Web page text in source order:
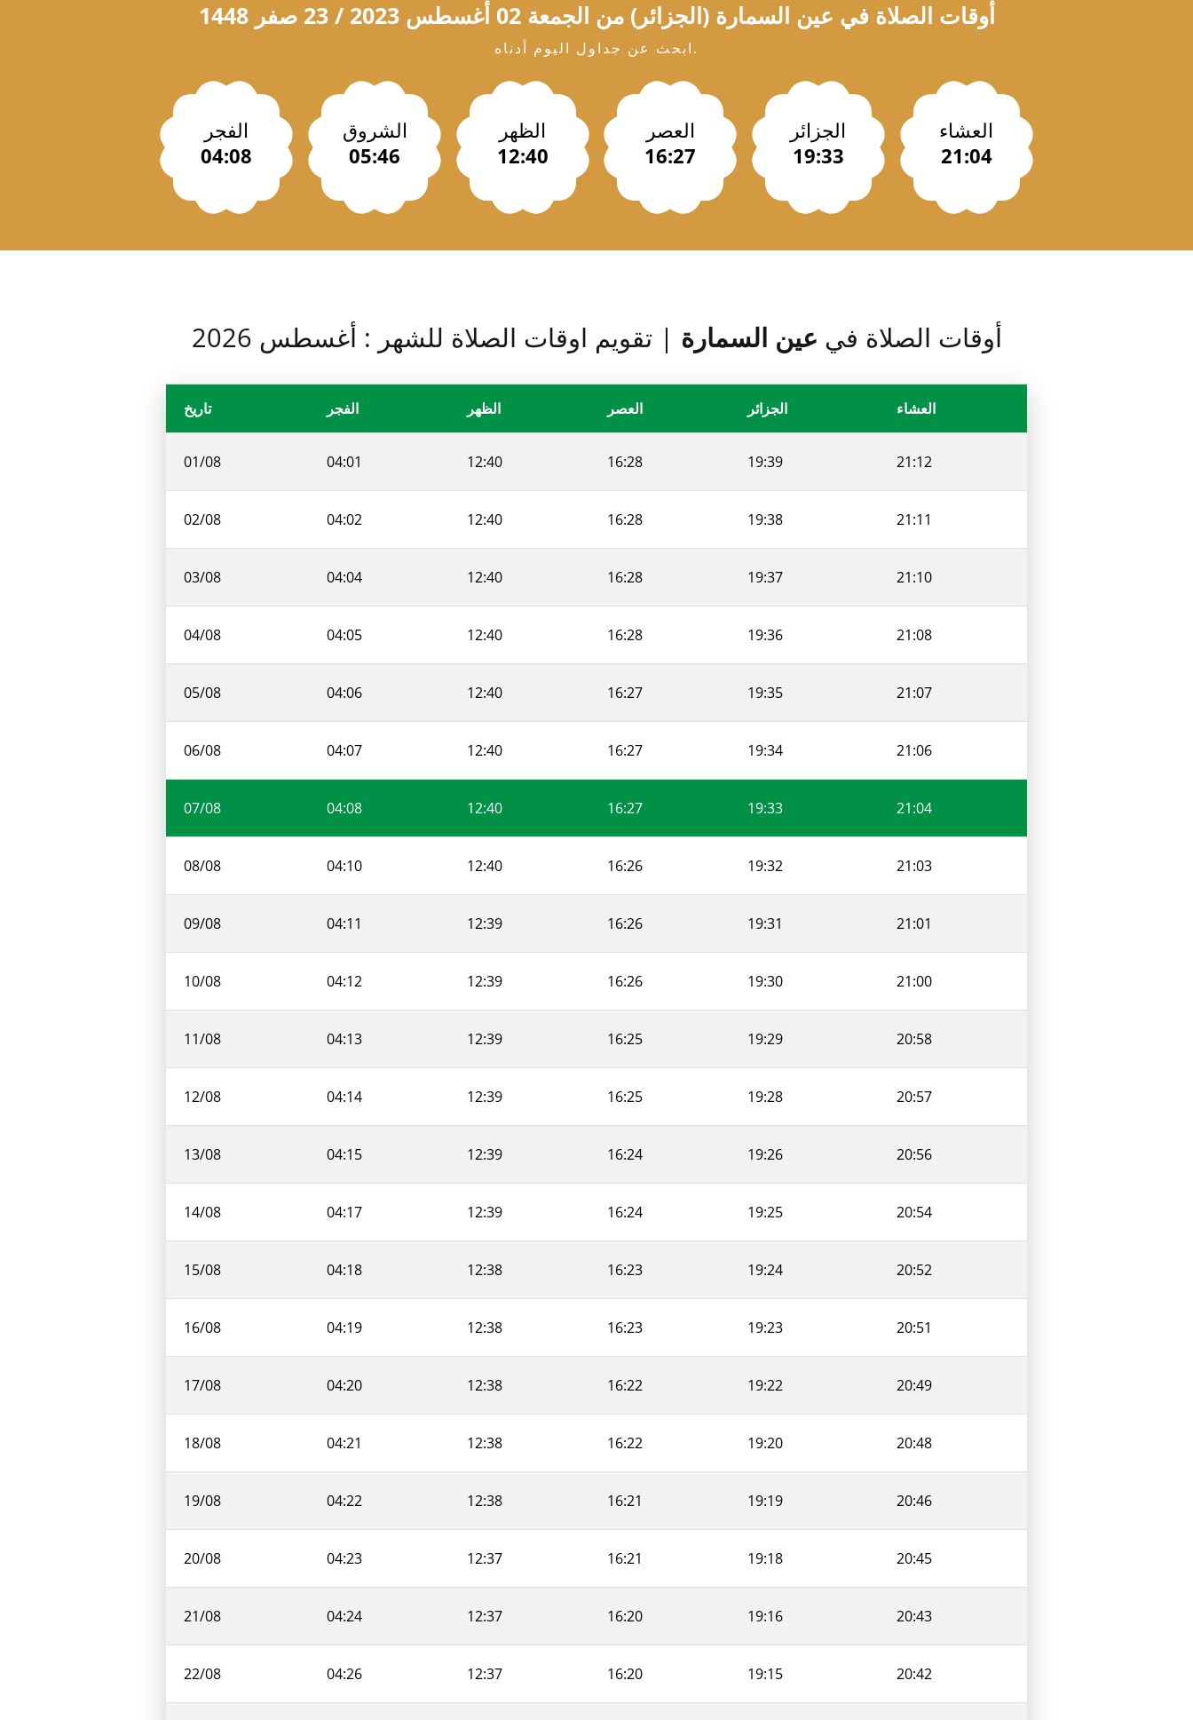
أوقات الصلاة في عين السمارة (الجزائر) من الجمعة 02 أغسطس 2023 / 23 صفر 1448
ابحث عن جداول اليوم أدناه.
الفجر
04:08
الشروق
05:46
الظهر
12:40
العصر
16:27
الجزائر
19:33
العشاء
21:04
أوقات الصلاة في عين السمارة | تقويم اوقات الصلاة للشهر : أغسطس 2026
تاريخ الفجر الظهر العصر الجزائر العشاء
01/08 04:01 12:40 16:28 19:39 21:12
02/08 04:02 12:40 16:28 19:38 21:11
03/08 04:04 12:40 16:28 19:37 21:10
04/08 04:05 12:40 16:28 19:36 21:08
05/08 04:06 12:40 16:27 19:35 21:07
06/08 04:07 12:40 16:27 19:34 21:06
07/08 04:08 12:40 16:27 19:33 21:04
08/08 04:10 12:40 16:26 19:32 21:03
09/08 04:11 12:39 16:26 19:31 21:01
10/08 04:12 12:39 16:26 19:30 21:00
11/08 04:13 12:39 16:25 19:29 20:58
12/08 04:14 12:39 16:25 19:28 20:57
13/08 04:15 12:39 16:24 19:26 20:56
14/08 04:17 12:39 16:24 19:25 20:54
15/08 04:18 12:38 16:23 19:24 20:52
16/08 04:19 12:38 16:23 19:23 20:51
17/08 04:20 12:38 16:22 19:22 20:49
18/08 04:21 12:38 16:22 19:20 20:48
19/08 04:22 12:38 16:21 19:19 20:46
20/08 04:23 12:37 16:21 19:18 20:45
21/08 04:24 12:37 16:20 19:16 20:43
22/08 04:26 12:37 16:20 19:15 20:42